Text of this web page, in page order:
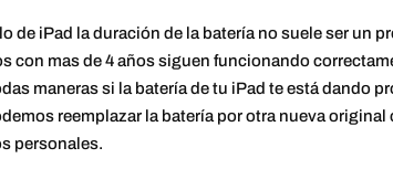
de iPad la duración de la batería no suele ser un
con mas de 4 años siguen funcionando
maneras si la batería de tu iPad te está dando
reemplazar la batería por otra nueva original
personales.